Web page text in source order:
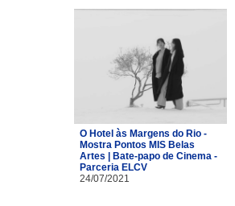
O Hotel às Margens do Rio -
Mostra Pontos MIS Belas
Artes | Bate-papo de Cinema -
Parceria ELCV
24/07/2021